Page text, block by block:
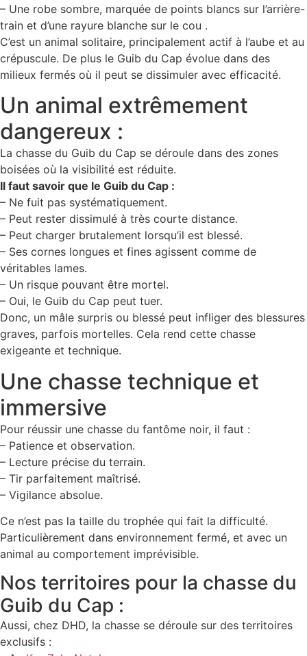
– Une robe sombre, marquée de points blancs sur l’arrière-
train et d’une rayure blanche sur le cou .
C’est un animal solitaire, principalement actif à l’aube et au
crépuscule. De plus le Guib du Cap évolue dans des
milieux fermés où il peut se dissimuler avec efficacité.
Un animal extrêmement
dangereux :
La chasse du Guib du Cap se déroule dans des zones
boisées où la visibilité est réduite.
Il faut savoir que le Guib du Cap :
– Ne fuit pas systématiquement.
– Peut rester dissimulé à très courte distance.
– Peut charger brutalement lorsqu’il est blessé.
– Ses cornes longues et fines agissent comme de
véritables lames.
– Un risque pouvant être mortel.
– Oui, le Guib du Cap peut tuer.
Donc, un mâle surpris ou blessé peut infliger des blessures
graves, parfois mortelles. Cela rend cette chasse
exigeante et technique.
Une chasse technique et
immersive
Pour réussir une chasse du fantôme noir, il faut :
– Patience et observation.
– Lecture précise du terrain.
– Tir parfaitement maîtrisé.
– Vigilance absolue.
Ce n’est pas la taille du trophée qui fait la difficulté.
Particulièrement dans environnement fermé, et avec un
animal au comportement imprévisible.
Nos territoires pour la chasse du
Guib du Cap :
Aussi, chez DHD, la chasse se déroule sur des territoires
exclusifs :